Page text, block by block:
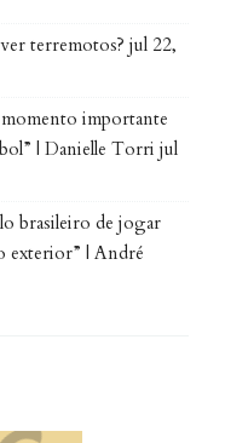
terremotos? jul 22,
momento importante
| Danielle Torri jul
brasileiro de jogar
exterior” | André